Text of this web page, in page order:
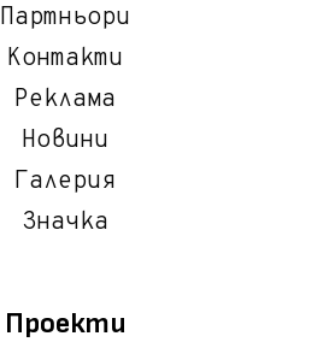
Партньори
Контакти
Реклама
Новини
Галерия
Значка
Проекти